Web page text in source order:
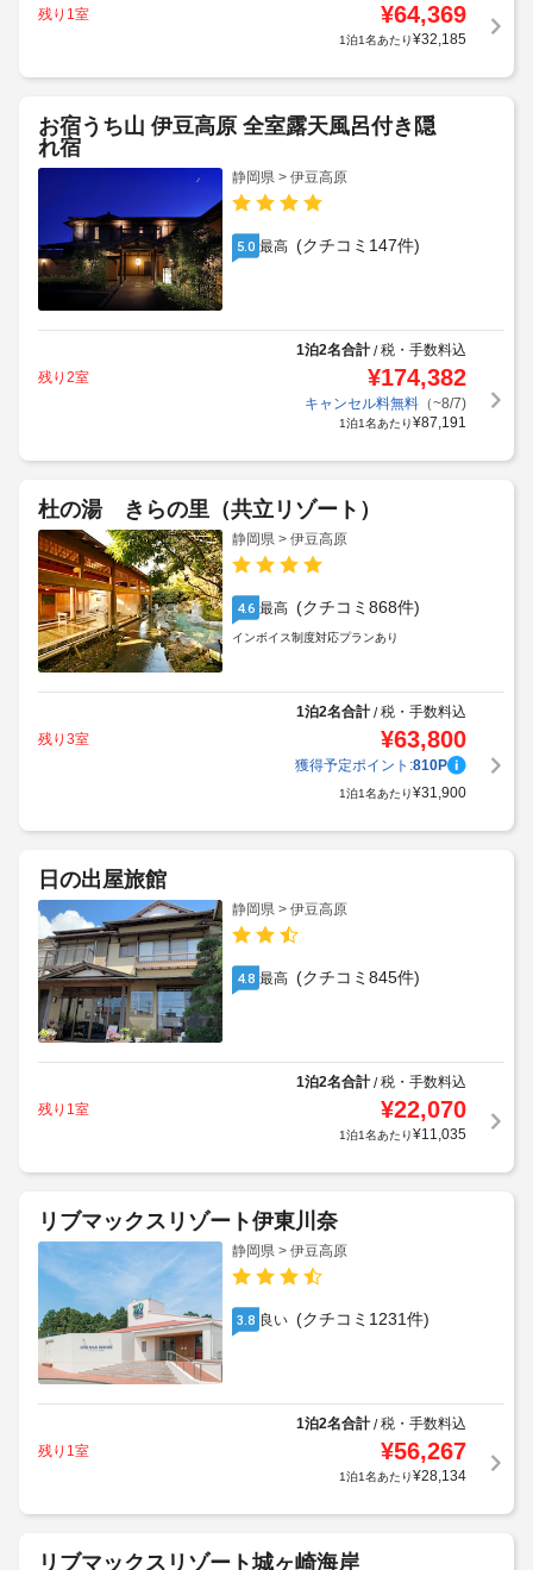
残り1室
¥64,369
1泊1名あたり¥32,185
お宿うち山 伊豆高原 全室露天風呂付き隠
れ宿
静岡県 > 伊豆高原
5.0 最高 (クチコミ147件)
1泊2名合計/税・手数料込
残り2室
¥174,382
キャンセル料無料（~8/7)
1泊1名あたり¥87,191
杜の湯 きらの里（共立リゾート）
静岡県 > 伊豆高原
4.6 最高 (クチコミ868件)
インボイス制度対応プランあり
1泊2名合計/税・手数料込
残り3室
¥63,800
獲得予定ポイント:810P
1泊1名あたり¥31,900
日の出屋旅館
静岡県 > 伊豆高原
4.8 最高 (クチコミ845件)
1泊2名合計/税・手数料込
残り1室
¥22,070
1泊1名あたり¥11,035
リブマックスリゾート伊東川奈
静岡県 > 伊豆高原
3.8 良い (クチコミ1231件)
1泊2名合計/税・手数料込
残り1室
¥56,267
1泊1名あたり¥28,134
リブマックスリゾート城ヶ崎海岸